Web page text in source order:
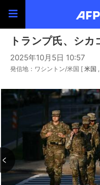
トランプ氏、シ
2025年10月5日 10:57
発信地：ワシントン/米国 [ 米国